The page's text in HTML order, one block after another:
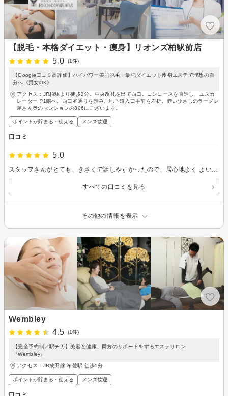
【脱毛・本格ダイエット・痩身】リオンズ柏駅前店
5.0
(1件)
【Google口コミ高評価】ハイパワー美肌脱毛・最強ダイエット痩身エステで理想の自
分へ《男女OK》
アクセス：JR柏駅より徒歩3分。中央改札を出て西口。コンコースを直進し、エスカ
レーターで1階へ。西口本通りを進み、地下道入口手前を左折。赤いひさしのラーメン
屋さん奥のマンションの806にございます。
ポイントが貯まる・使える メンズ歓迎
口コミ
5.0
スタッフさんがとても、きさくで話しやすかったので、居心地よく よい時間を共有できてよかったです。 体質の改善と向上にとても熱心に取り組んでいただきました。 最新の機器も取り揃えてあり、また性能の良さも素晴らしかったです。
すべての口コミを見る
その他の情報を表示
Wembley
4.5
(1件)
【完全予約制／駅チカ】美容と健康、両方のサポートをするエステサロン
『Wembley』
アクセス：JR成田線 布佐駅 徒歩5分
ポイントが貯まる・使える メンズ歓迎